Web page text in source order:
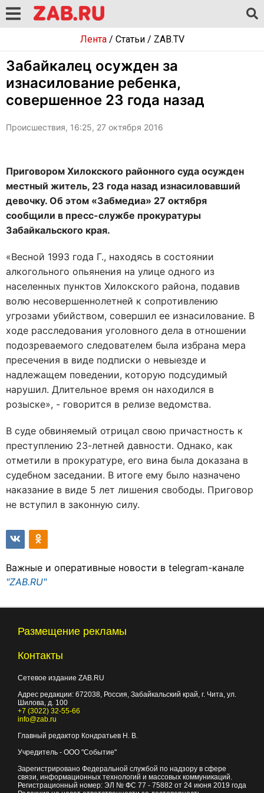
Лента/ Статьи/ ZAB.TV
Забайкалец осужден за
изнасилование ребенка,
совершенное 23 года назад
Происшествия, 16:25, 27 октября 2016
Приговором Хилокского районного суда осужден
местный житель, 23 года назад изнасиловавший
девочку. Об этом «Забмедиа» 27 октября
сообщили в пресс-службе прокуратуры
Забайкальского края.
«Весной 1993 года Г., находясь в состоянии
алкогольного опьянения на улице одного из
населенных пунктов Хилокского района, подавив
волю несовершеннолетней к сопротивлению
угрозами убийством, совершил ее изнасилование. В
ходе расследования уголовного дела в отношении
подозреваемого следователем была избрана мера
пресечения в виде подписки о невыезде и
надлежащем поведении, которую подсудимый
нарушил. Длительное время он находился в
розыске», - говорится в релизе ведомства.
В суде обвиняемый отрицал свою причастность к
преступлению 23-летней давности. Однако, как
отметили в прокуратуре, его вина была доказана в
судебном заседании. В итоге ему было назначено
наказание в виде 5 лет лишения свободы. Приговор
не вступил в законную силу.
Важные и оперативные новости в telegram-канале
"ZAB.RU"
Размещение рекламы
Контакты
Сетевое издание ZAB.RU
Адрес редакции: 672038, Россия, Забайкальский край, г. Чита, ул.
Шилова, д. 100
+7 (3022) 32-55-66
info@zab.ru
Главный редактор Кондратьев Н. В.
Учредитель - ООО "Событие"
Зарегистрировано Федеральной службой по надзору в сфере
связи, информационных технологий и массовых коммуникаций.
Регистрационный номер: ЭЛ № ФС 77 - 75882 от 24 июня 2019 года